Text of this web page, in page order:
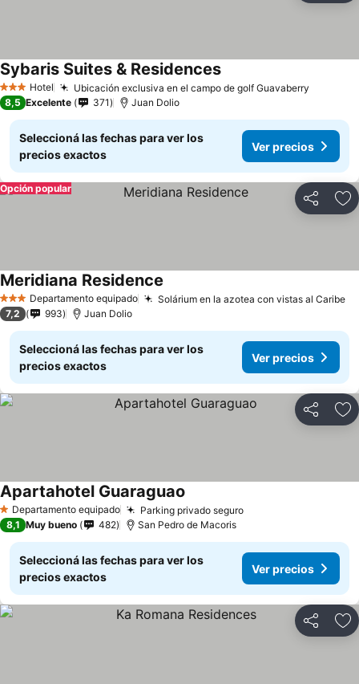
3 Estrellas
Hotel Ubicación exclusiva en el campo de golf Guavaberry
Sybaris Suites & ResidencesVer precios
8,5 Excelente 371 Juan Dolio
Seleccioná las fechas para ver los
precios exactos
Ver precios
Compartir
Opción popular
3 EstrellasDepartamento equipado Solárium en la azotea con vistas al Caribe
Meridiana Residence
7,2 993 Juan Dolio
Seleccioná las fechas para ver los
precios exactos
Ver precios
Compartir
1 Estrellas
Departamento equipado Parking privado seguroVer precios
Apartahotel Guaraguao
8,1 Muy bueno 482 San Pedro de Macoris
Seleccioná las fechas para ver los
precios exactos
Ver precios
Compartir